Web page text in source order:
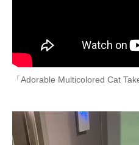
経営リーダーのコミュニティ
ITエンジニア向け専門サイト
企業向けIT製品の総合サイト
「Adorable Multicolored Cat